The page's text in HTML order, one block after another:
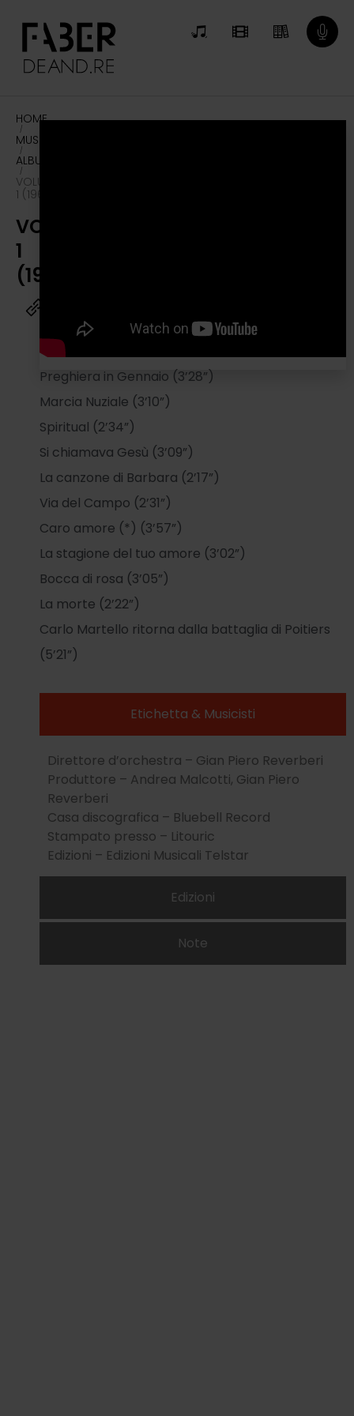
HOME
/
MUSICA
/
ALBUM
/
VOLUME
1 (1967)
VOLUME
1
(1967)
Preghiera in Gennaio (3’28”)
Marcia Nuziale (3’10”)
Spiritual (2’34”)
Si chiamava Gesù (3’09”)
La canzone di Barbara (2’17”)
Via del Campo (2’31”)
Caro amore (*) (3’57”)
La stagione del tuo amore (3’02”)
Bocca di rosa (3’05”)
La morte (2’22”)
Carlo Martello ritorna dalla battaglia di Poitiers
(5’21”)
Etichetta & Musicisti
Edizioni
Note
Direttore d’orchestra – Gian Piero Reverberi
Produttore – Andrea Malcotti, Gian Piero
Reverberi
Casa discografica – Bluebell Record
Stampato presso – Litouric
Edizioni – Edizioni Musicali Telstar